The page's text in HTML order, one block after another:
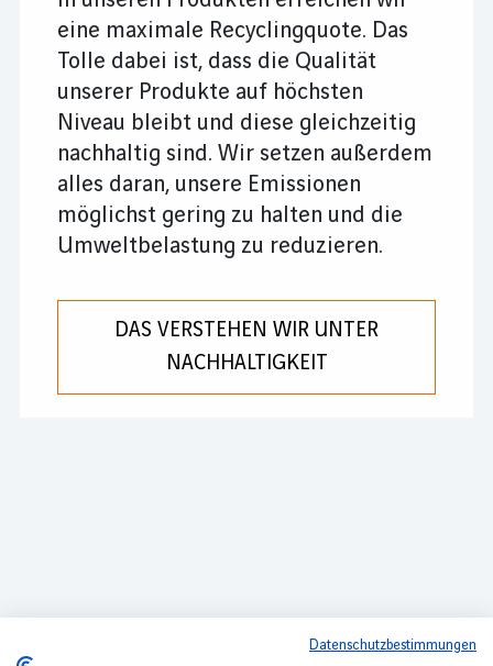
eine maximale Recyclingquote. Das
Tolle dabei ist, dass die Qualität
unserer Produkte auf höchsten
Niveau bleibt und diese gleichzeitig
nachhaltig sind. Wir setzen außerdem
alles daran, unsere Emissionen
möglichst gering zu halten und die
Umweltbelastung zu reduzieren.
DAS VERSTEHEN WIR UNTER
NACHHALTIGKEIT
Datenschutzbestimmungen